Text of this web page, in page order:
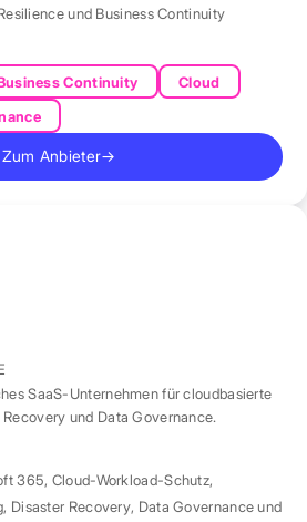
und Business Continuity
Continuity
Cloud
Zum Anbieter→
SaaS-Unternehmen für cloudbasierte
und Data Governance.
365, Cloud-Workload-Schutz,
, Disaster Recovery, Data Governance und